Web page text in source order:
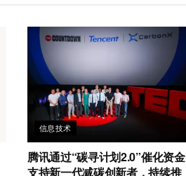
信息技术
腾讯通过“碳寻计划2.0”催化资金
支持新一代减碳创新者，持续推